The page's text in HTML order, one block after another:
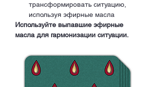
трансформировать ситуацию,
используя эфирные масла
Используйте выпавшие эфирные
масла для гармонизации ситуации.